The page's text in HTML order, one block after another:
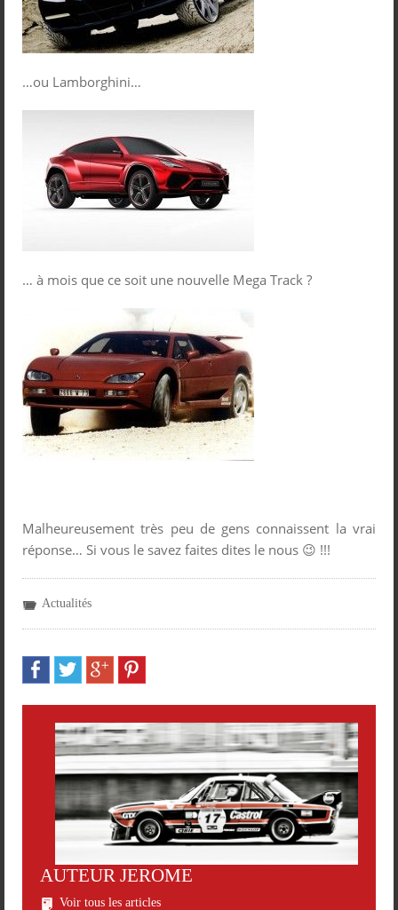
…ou Lamborghini…
… à mois que ce soit une nouvelle Mega Track ?
Malheureusement très peu de gens connaissent la vrai
réponse… Si vous le savez faites dites le nous 😉 !!!
Actualités
AUTEUR JEROME
Voir tous les articles